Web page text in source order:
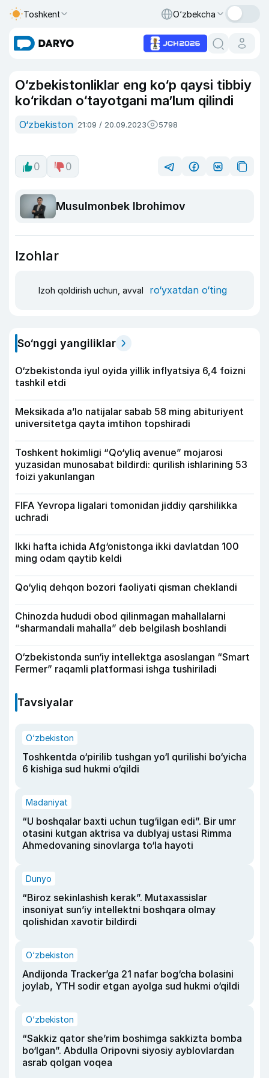
Toshkent O‘zbekcha
O‘zbekistonliklar eng ko‘p qaysi tibbiy
ko‘rikdan o‘tayotgani ma’lum qilindi
O‘zbekiston 21:09 / 20.09.2023 5798
0 0
Musulmonbek Ibrohimov
Izohlar
Izoh qoldirish uchun, avval ro‘yxatdan o‘ting
So‘nggi yangiliklar
O‘zbekistonda iyul oyida yillik inflyatsiya 6,4 foizni
tashkil etdi
Meksikada a’lo natijalar sabab 58 ming abituriyent
universitetga qayta imtihon topshiradi
Toshkent hokimligi “Qo‘yliq avenue” mojarosi
yuzasidan munosabat bildirdi: qurilish ishlarining 53
foizi yakunlangan
FIFA Yevropa ligalari tomonidan jiddiy qarshilikka
uchradi
Ikki hafta ichida Afg‘onistonga ikki davlatdan 100
ming odam qaytib keldi
Qo‘yliq dehqon bozori faoliyati qisman cheklandi
Chinozda hududi obod qilinmagan mahallalarni
“sharmandali mahalla” deb belgilash boshlandi
O‘zbekistonda sun‘iy intellektga asoslangan “Smart
Fermer” raqamli platformasi ishga tushiriladi
Tavsiyalar
O‘zbekiston
Toshkentda o‘pirilib tushgan yo‘l qurilishi bo‘yicha
6 kishiga sud hukmi o‘qildi
Madaniyat
“U boshqalar baxti uchun tug‘ilgan edi”. Bir umr
otasini kutgan aktrisa va dublyaj ustasi Rimma
Ahmedovaning sinovlarga to‘la hayoti
Dunyo
“Biroz sekinlashish kerak”. Mutaxassislar
insoniyat sun’iy intellektni boshqara olmay
qolishidan xavotir bildirdi
O‘zbekiston
Andijonda Tracker’ga 21 nafar bog‘cha bolasini
joylab, YTH sodir etgan ayolga sud hukmi o‘qildi
O‘zbekiston
“Sakkiz qator she’rim boshimga sakkizta bomba
bo‘lgan”. Abdulla Oripovni siyosiy ayblovlardan
asrab qolgan voqea